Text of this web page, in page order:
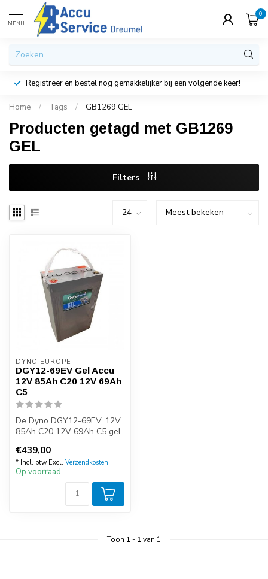
MENU
0
Registreer en bestel nog gemakkelijker bij een volgende keer!
Home / Tags / GB1269 GEL
Producten getagd met GB1269
GEL
Filters
DYNO EUROPE
DGY12-69EV Gel Accu
12V 85Ah C20 12V 69Ah
C5
De Dyno DGY12-69EV, 12V
85Ah C20 12V 69Ah C5 gel
x 15...
€439,00
* Incl. btw Excl. Verzendkosten
Op voorraad
Toon 1 - 1 van 1